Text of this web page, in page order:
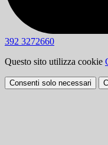
392 3272660
Questo sito utilizza cookie
Consenti solo necessari